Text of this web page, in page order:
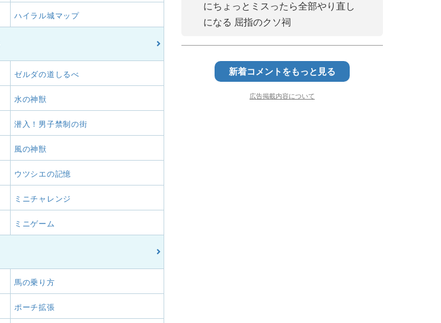
ハイラル城マップ
ゼルダの道しるべ
水の神獣
潜入！男子禁制の街
風の神獣
ウツシエの記憶
ミニチャレンジ
ミニゲーム
馬の乗り方
ポーチ拡張
にちょっとミスったら全部やり直し
になる 屈指のクソ祠
新着コメントをもっと見る
広告掲載内容について